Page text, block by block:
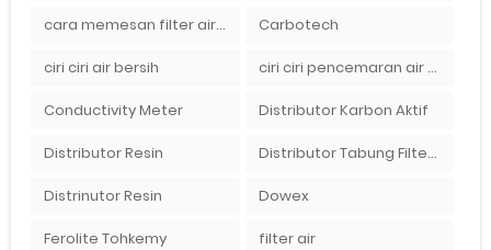
cara memesan filter air Ady Wate Carbotech
ciri ciri air bersih ciri ciri pencemaran air sumur bor di rumah
Conductivity Meter Distributor Karbon Aktif
Distributor Resin Distributor Tabung Filter Air FRP1054 di Bandung
Distrinutor Resin Dowex
Ferolite Tohkemy filter air